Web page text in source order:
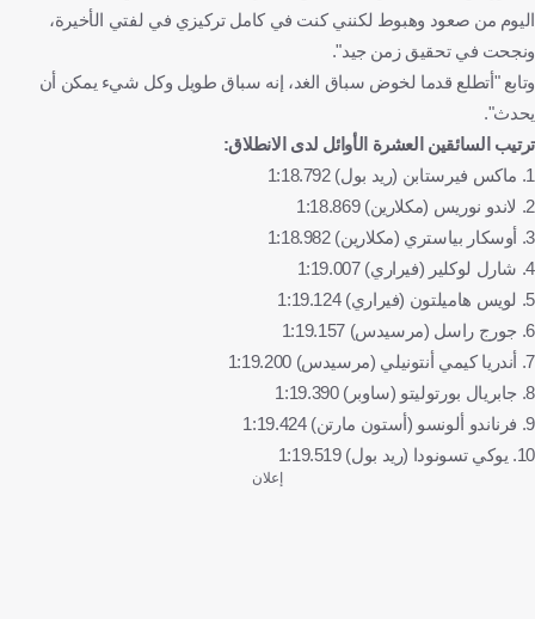
اليوم من صعود وهبوط لكنني كنت في كامل تركيزي في لفتي الأخيرة،
ونجحت في تحقيق زمن جيد".
وتابع "أتطلع قدما لخوض سباق الغد، إنه سباق طويل وكل شيء يمكن أن
يحدث".
ترتيب السائقين العشرة الأوائل لدى الانطلاق:
1. ماكس فيرستابن (ريد بول) 1:18.792
2. لاندو نوريس (مكلارين) 1:18.869
3. أوسكار بياستري (مكلارين) 1:18.982
4. شارل لوكلير (فيراري) 1:19.007
5. لويس هاميلتون (فيراري) 1:19.124
6. جورج راسل (مرسيدس) 1:19.157
7. أندريا كيمي أنتونيلي (مرسيدس) 1:19.200
8. جابريال بورتوليتو (ساوبر) 1:19.390
9. فرناندو ألونسو (أستون مارتن) 1:19.424
10. يوكي تسونودا (ريد بول) 1:19.519
إعلان